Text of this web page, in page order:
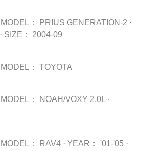
MODEL： PRIUS GENERATION-2 ·
· SIZE： 2004-09
MODEL： TOYOTA
MODEL： NOAH/VOXY 2.0L ·
MODEL： RAV4 · YEAR： '01-'05 ·